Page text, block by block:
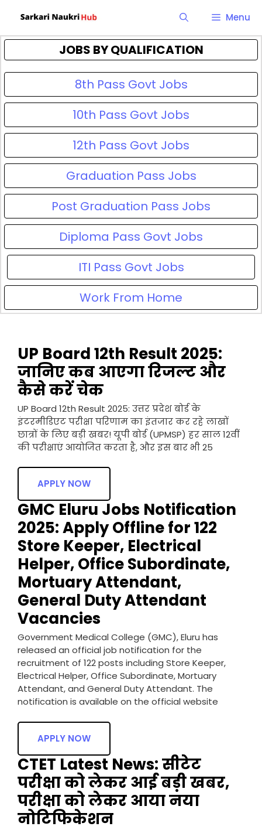
Menu
JOBS BY QUALIFICATION
8th Pass Govt Jobs
10th Pass Govt Jobs
12th Pass Govt Jobs
Graduation Pass Jobs
Post Graduation Pass Jobs
Diploma Pass Govt Jobs
ITI Pass Govt Jobs
Work From Home
UP Board 12th Result 2025:
जानिए कब आएगा रिजल्ट और
कैसे करें चेक
UP Board 12th Result 2025: उत्तर प्रदेश बोर्ड के
इंटरमीडिएट परीक्षा परिणाम का इंतजार कर रहे लाखों
छात्रों के लिए बड़ी खबर! यूपी बोर्ड (UPMSP) हर साल 12वीं
की परीक्षाएं आयोजित करता है, और इस बार भी 25
APPLY NOW
GMC Eluru Jobs Notification
2025: Apply Offline for 122
Store Keeper, Electrical
Helper, Office Subordinate,
Mortuary Attendant,
General Duty Attendant
Vacancies
Government Medical College (GMC), Eluru has
released an official job notification for the
recruitment of 122 posts including Store Keeper,
Electrical Helper, Office Subordinate, Mortuary
Attendant, and General Duty Attendant. The
notification is available on the official website
APPLY NOW
CTET Latest News: सीटेट
परीक्षा को लेकर आई बड़ी खबर,
परीक्षा को लेकर आया नया
नोटिफिकेशन